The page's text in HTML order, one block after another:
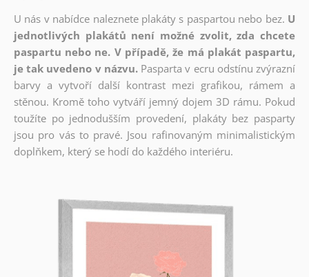
U nás v nabídce naleznete plakáty s paspartou nebo bez. U
jednotlivých plakátů není možné zvolit, zda chcete
paspartu nebo ne. V případě, že má plakát paspartu,
je tak uvedeno v názvu. Pasparta v ecru odstínu zvýrazní
barvy a vytvoří další kontrast mezi grafikou, rámem a
stěnou. Kromě toho vytváří jemný dojem 3D rámu. Pokud
toužíte po jednodušším provedení, plakáty bez pasparty
jsou pro vás to pravé. Jsou rafinovaným minimalistickým
doplňkem, který se hodí do každého interiéru.